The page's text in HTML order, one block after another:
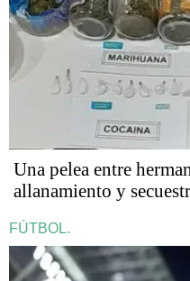
Una pelea entre
allanamiento y
FÚTBOL.